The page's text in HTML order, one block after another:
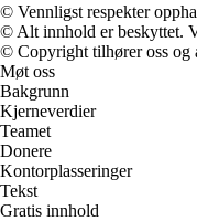
© Vennligst respekter
© Alt innhold er beskyttet.
© Copyright tilhører oss og
Møt oss
Bakgrunn
Kjerneverdier
Teamet
Donere
Kontorplasseringer
Tekst
Gratis innhold